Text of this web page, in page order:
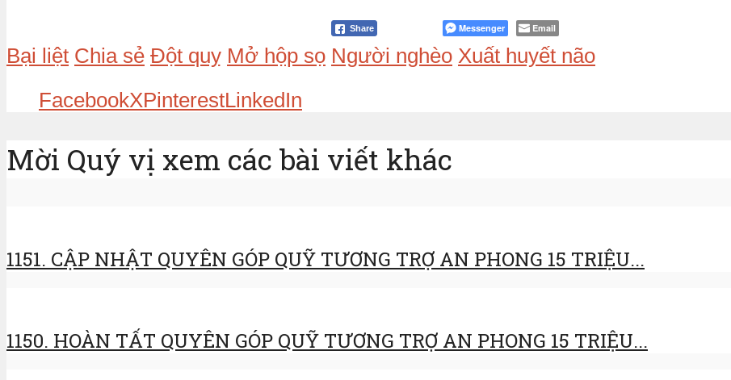
Share Messenger Email
Bại liệt Chia sẻ Đột quỵ Mở hộp sọ Người nghèo Xuất huyết não
FacebookXPinterestLinkedIn
Mời Quý vị xem các bài viết khác
1151. CẬP NHẬT QUYÊN GÓP QUỸ TƯƠNG TRỢ AN PHONG 15 TRIỆU...
1150. HOÀN TẤT QUYÊN GÓP QUỸ TƯƠNG TRỢ AN PHONG 15 TRIỆU...